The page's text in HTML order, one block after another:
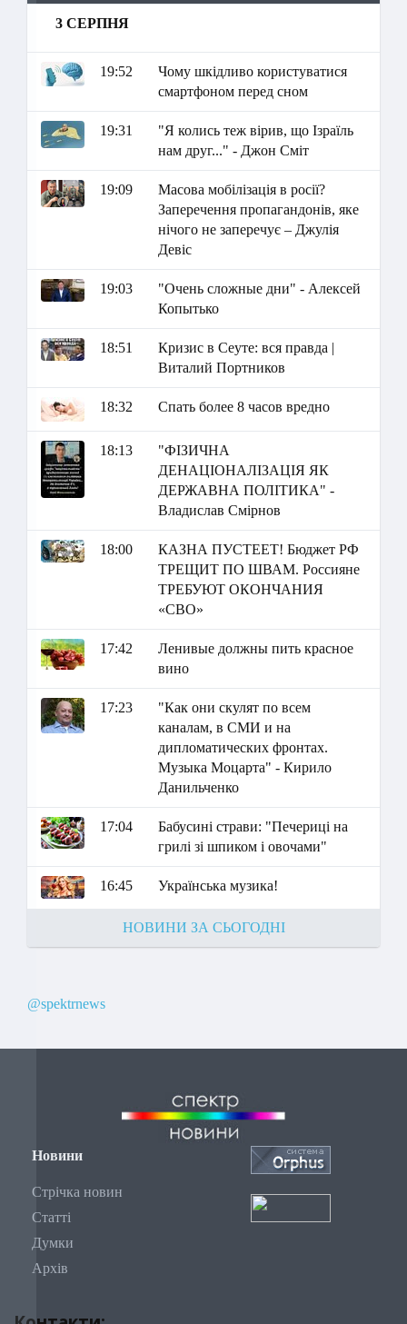
3 СЕРПНЯ
19:52
Чому шкідливо користуватися
смартфоном перед сном
19:31
"Я колись теж вірив, що Ізраїль
нам друг..." - Джон Сміт
19:09
Масова мобілізація в росії?
Заперечення пропагандонів, яке
нічого не заперечує – Джулія
Девіс
19:03
"Очень сложные дни" - Алексей
Копытько
18:51
Кризис в Сеуте: вся правда |
Виталий Портников
18:32 Спать более 8 часов вредно
18:13
"ФІЗИЧНА
ДЕНАЦІОНАЛІЗАЦІЯ ЯК
ДЕРЖАВНА ПОЛІТИКА" -
Владислав Смірнов
18:00
КАЗНА ПУСТЕЕТ! Бюджет РФ
ТРЕЩИТ ПО ШВАМ. Россияне
ТРЕБУЮТ ОКОНЧАНИЯ
«СВО»
17:42
Ленивые должны пить красное
вино
17:23
"Как они скулят по всем
каналам, в СМИ и на
дипломатических фронтах.
Музыка Моцарта" - Кирило
Данильченко
17:04
Бабусині страви: "Печериці на
грилі зі шпиком і овочами"
16:45 Українська музика!
НОВИНИ ЗА СЬОГОДНІ
@spektrnews
Новини
Стрічка новин
Статті
Думки
Архів